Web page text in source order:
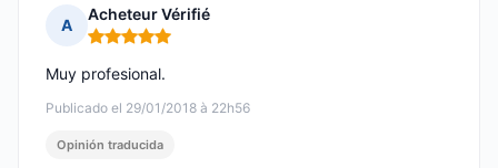
A
Acheteur Vérifié
Nota: 5 de 5
Publicado el 29/01/2018 à 22h56
Muy profesional.
Opinión traducida